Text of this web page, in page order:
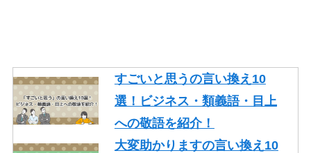
ジネスや論文で使える類語も
紹介！
忙しいの言い換え10語！ビジ
ネスやメールで使える丁寧な
すごいと思うの言い換え10
選！ビジネス・類義語・目上
への敬語を紹介！
大変助かりますの言い換え10